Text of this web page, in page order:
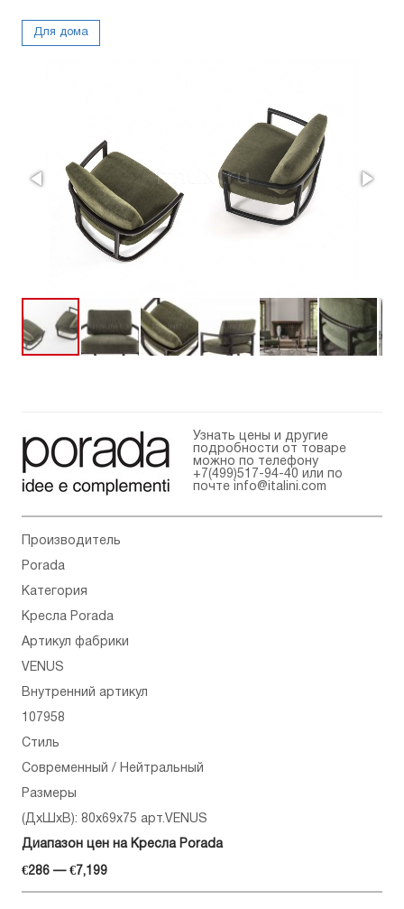
Для дома
Узнать цены и другие
подробности от товаре
можно по телефону
+7(499)517-94-40 или по
почте
info@italini.com
Производитель
Porada
Категория
Кресла Porada
Артикул фабрики
VENUS
Внутренний артикул
107958
Стиль
Современный / Нейтральный
Размеры
(ДхШхВ): 80x69x75 арт.VENUS
Диапазон цен на Кресла Porada
€286 — €7,199